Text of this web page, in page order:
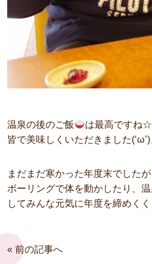
温泉の後のご飯
は最高ですね
皆で美味しくいただきました(‘ω’)
まだまだ寒かった年度末でしたが
ボーリングで体を動かしたり、
してみんな元気に年度を締めく
« 前の記事へ